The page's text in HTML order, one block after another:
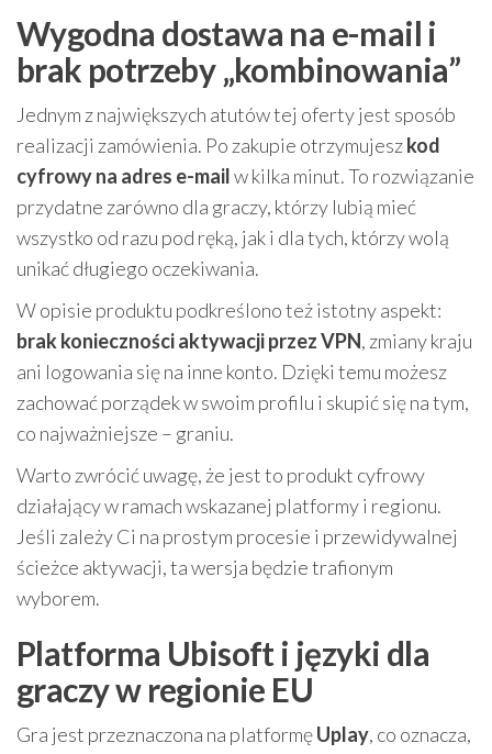
Wygodna dostawa na e-mail i
brak potrzeby „kombinowania”
Jednym z największych atutów tej oferty jest sposób
realizacji zamówienia. Po zakupie otrzymujeszkod
cyfrowy na adres e-mailw kilka minut. To rozwiązanie
przydatne zarówno dla graczy, którzy lubią mieć
wszystko od razu pod ręką, jak i dla tych, którzy wolą
unikać długiego oczekiwania.
W opisie produktu podkreślono też istotny aspekt:
brak konieczności aktywacji przez VPN, zmiany kraju
ani logowania się na inne konto. Dzięki temu możesz
zachować porządek w swoim profilu i skupić się na tym,
co najważniejsze – graniu.
Warto zwrócić uwagę, że jest to produkt cyfrowy
działający w ramach wskazanej platformy i regionu.
Jeśli zależy Ci na prostym procesie i przewidywalnej
ścieżce aktywacji, ta wersja będzie trafionym
wyborem.
Platforma Ubisoft i języki dla
graczy w regionie EU
Gra jest przeznaczona na platformęUplay, co oznacza,